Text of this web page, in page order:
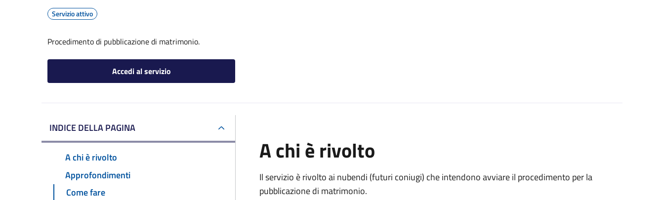
Servizio attivo
Procedimento di pubblicazione di matrimonio.
Accedi al servizio
INDICE DELLA PAGINA
A chi è rivolto
Approfondimenti
Come fare
A chi è rivolto
Il servizio è rivolto ai nubendi (futuri coniugi) che intendono avviare il procedimento per la
pubblicazione di matrimonio.